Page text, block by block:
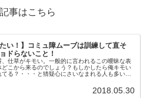
事はこちら
たい！】コミュ障ムーブは訓練して直そ
ドらないこと！
、仕草がキモい。一般的に言われるこの曖昧な表
どこから来るのでしょう？もしかしたら俺キモい
てる？・・・と猜疑心にさいなまれる人も多いわ
2018.05.30